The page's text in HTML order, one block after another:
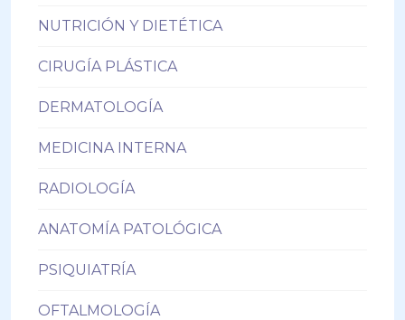
NUTRICIÓN Y DIETÉTICA
CIRUGÍA PLÁSTICA
DERMATOLOGÍA
MEDICINA INTERNA
RADIOLOGÍA
ANATOMÍA PATOLÓGICA
PSIQUIATRÍA
OFTALMOLOGÍA